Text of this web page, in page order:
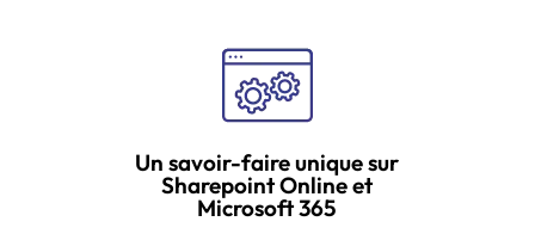
Un savoir-faire unique sur
Sharepoint Online et
Microsoft 365